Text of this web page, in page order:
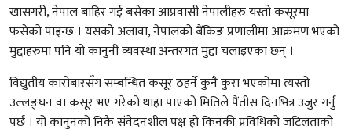
खासगरी, नेपाल बाहिर गई बसेका आप्रवासी नेपालीहरु यस्तो कसूरमा
फसेको पाइन्छ । यसको अलावा, नेपालको बैंकिङ प्रणालीमा आक्रमण भएको
मुद्दाहरुमा पनि यो कानुनी व्यवस्था अन्तरगत मुद्दा चलाइएका छन् ।
विद्युतीय कारोबारसँग सम्बन्धित कसूर ठहर्ने कुनै कुरा भएकोमा त्यस्तो
उल्लङ्घन वा कसूर भए गरेको थाहा पाएको मितिले पैंतीस दिनभित्र उजुर गर्नु
पर्छ । यो कानुनको निकै संवेदनशील पक्ष हो किनकी प्रविधिको जटिलताको